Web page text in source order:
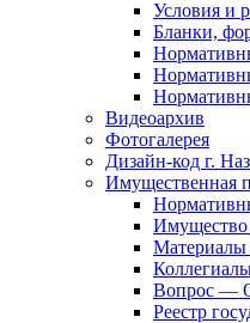
Условия и
Бланки,
Видеоархив
Фотогалерея
Дизайн-код г.
Имущественная
Имущество
Вопрос —
Реестр